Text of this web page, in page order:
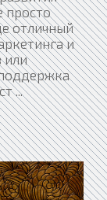
просто
отличный
и
или
...